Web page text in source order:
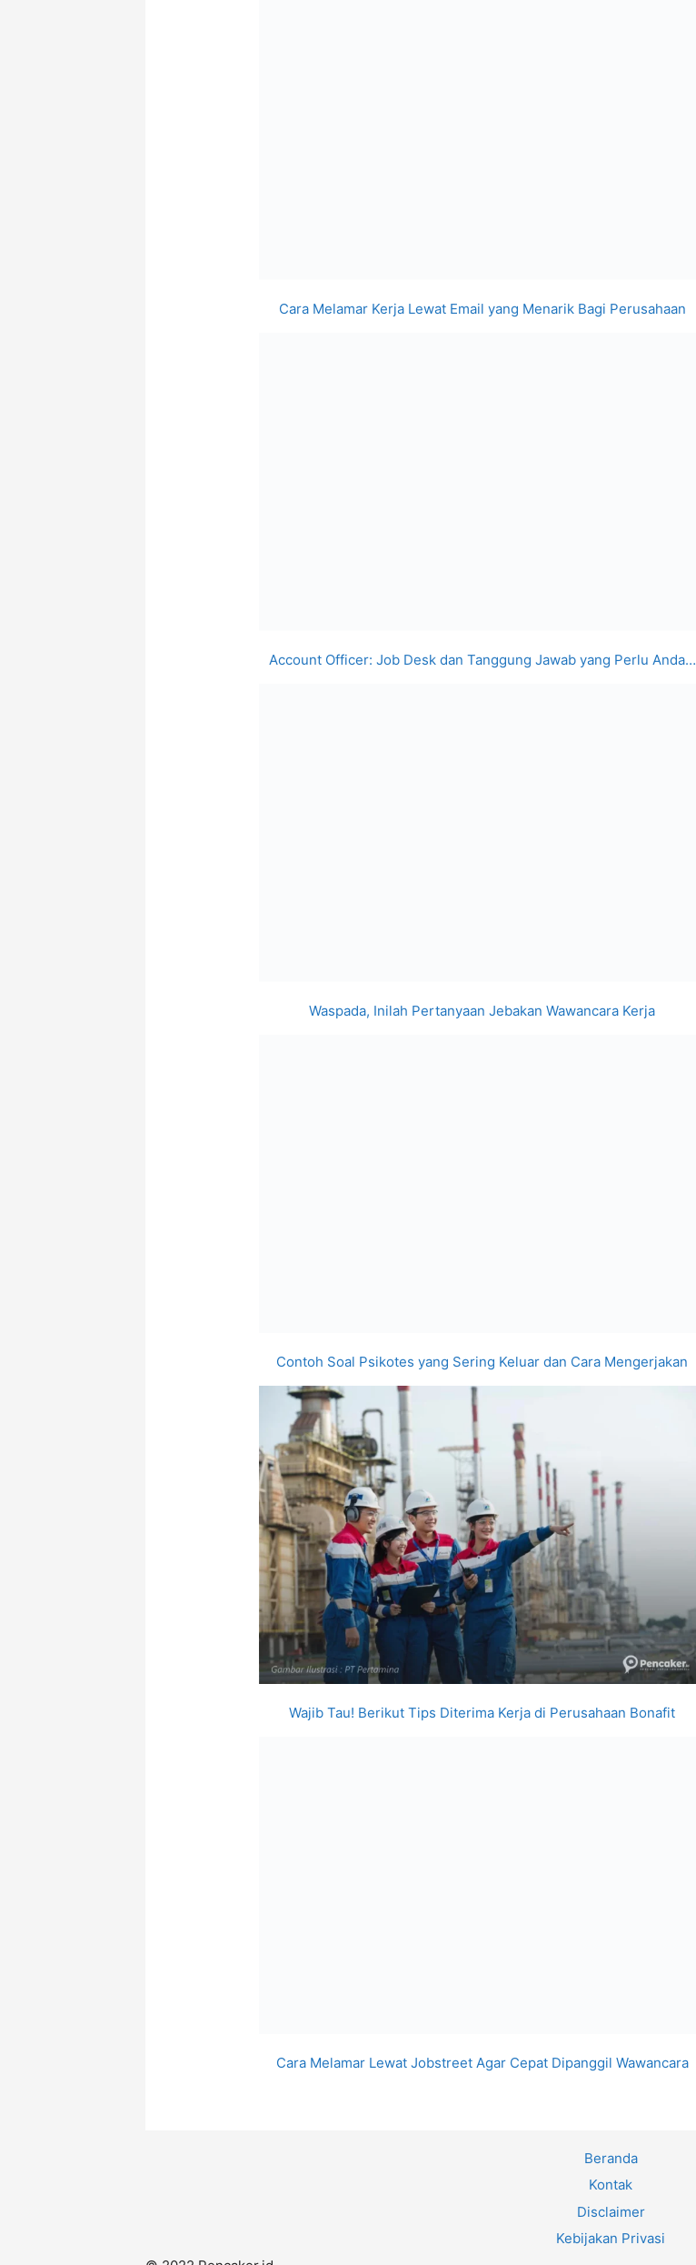
Cara Melamar Kerja Lewat Email yang Menarik Bagi Perusahaan
Account Officer: Job Desk dan Tanggung Jawab yang Perlu Anda…
Waspada, Inilah Pertanyaan Jebakan Wawancara Kerja
Contoh Soal Psikotes yang Sering Keluar dan Cara Mengerjakan
Wajib Tau! Berikut Tips Diterima Kerja di Perusahaan Bonafit
Cara Melamar Lewat Jobstreet Agar Cepat Dipanggil Wawancara
Beranda
Kontak
Disclaimer
Kebijakan Privasi